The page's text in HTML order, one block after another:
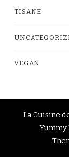
TISANE
VEGAN
La Cuisine
Yummy